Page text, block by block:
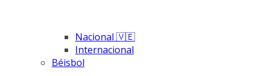
Nacional 🇻🇪
Internacional
Béisbol